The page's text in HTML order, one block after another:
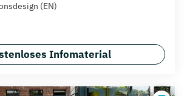
(EN)
Infomaterial